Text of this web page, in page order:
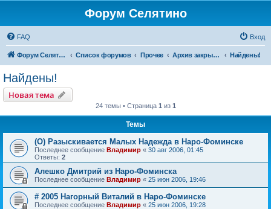
Форум Селятино
FAQ Вход
Форум Селятино Список форумов Прочее Архив закрытых тем Найдены!
Найдены!
Новая тема
24 темы • Страница 1 из 1
Темы
(О) Разыскивается Малых Надежда в Наро-Фоминске
Последнее сообщение Владимир « 30 авг 2006, 01:45
Ответы: 2
Алешко Дмитрий из Наро-Фоминска
Последнее сообщение Владимир « 25 июн 2006, 19:46
# 2005 Нагорный Виталий в Наро-Фоминске
Последнее сообщение Владимир « 25 июн 2006, 19:28